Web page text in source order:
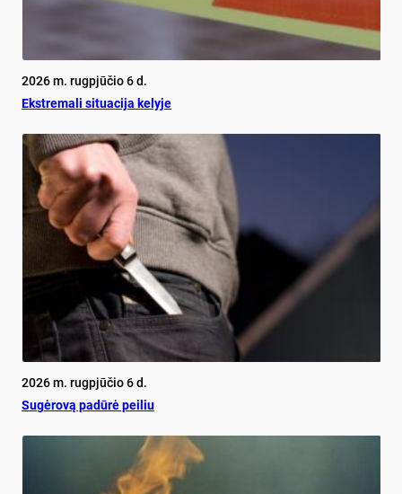
2026 m. rugpjūčio 6 d.
Ekst­re­ma­li si­tua­ci­ja ke­ly­je
2026 m. rugpjūčio 6 d.
Su­gė­ro­vą pa­dū­rė pei­liu